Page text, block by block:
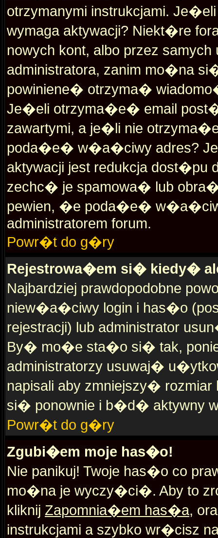
otrzymanymi instrukcjami.
wymaga aktywacji? Niekt�re
nowych kont, albo przez
administratora, zanim mo�na
powiniene� otrzyma�
Je�eli otrzyma�e� email
zawartymi, a je�li nie
poda�e� w�a�ciwy adres?
aktywacji jest redukcja
zechc� je spamowa� lub
pewien, �e poda�e�
administratorem forum.
Powr�t do g�ry
Rejestrowa�em si� kiedy�
Najbardziej prawdopodobne
niew�a�ciwy login i has�o
rejestracji) lub administrator
By� mo�e sta�o si� tak,
administratorzy usuwaj�
napisali aby zmniejszy�
si� ponownie i b�d� aktywny
Powr�t do g�ry
Zgubi�em moje has�o!
Nie panikuj! Twoje has�o co
mo�na je wyczy�ci�. Aby to
kliknij Zapomnia�em has�a,
instrukcjami a szybko wr�cisz